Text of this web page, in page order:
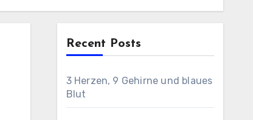
Recent Posts
3 Herzen, 9 Gehirne und blaues
Blut